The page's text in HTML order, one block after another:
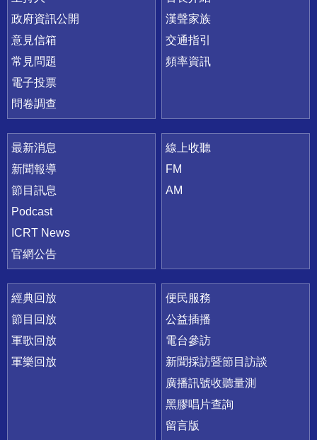
政府資訊公開
意見信箱
常見問題
電子投票
問卷調查
漢聲家族
交通指引
頻率資訊
最新消息
新聞報導
節目訊息
Podcast
ICRT News
官網公告
線上收聽
FM
AM
經典回放
節目回放
軍歌回放
軍樂回放
便民服務
公益插播
電台參訪
新聞採訪暨節目訪談
廣播訊號收聽量測
黑膠唱片查詢
留言版